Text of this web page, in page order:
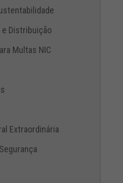
Distribuição
Multas NIC
Extraordinária